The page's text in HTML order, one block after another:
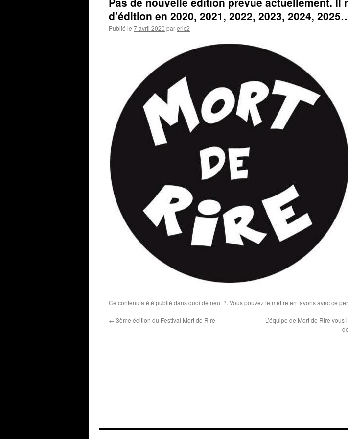
d’édition en 2020, 2021, 2022, 2023, 2024,
Publié le 7 avril 2020 pareric2
Ce contenu a été publié dansquoi de neuf ?. Vous pouvez le mettre en favoris avecce
← 3ème édition du Festival Mort de Rire
L’équipe de Mort de Rire